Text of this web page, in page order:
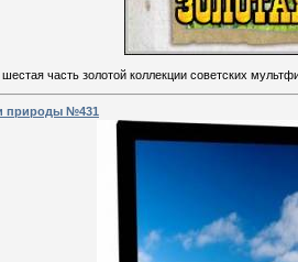
часть золотой коллекции советских
природы №431